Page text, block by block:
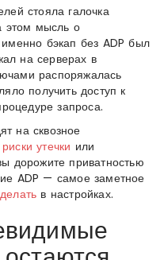
стояла галочка
этом мысль о
бэкап без ADP был
на серверах в
распоряжалась
получить доступ к
запроса.
на сквозное
риски утечки или
дорожите приватностью
ADP — самое заметное
в настройках.